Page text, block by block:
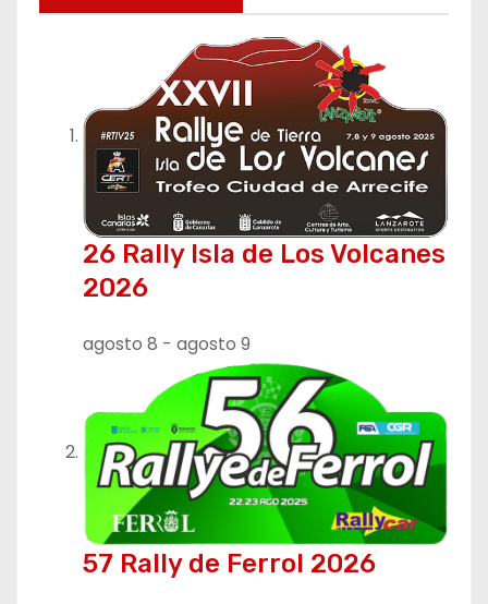
26 Rally Isla de Los Volcanes
2026
agosto 8 - agosto 9
57 Rally de Ferrol 2026